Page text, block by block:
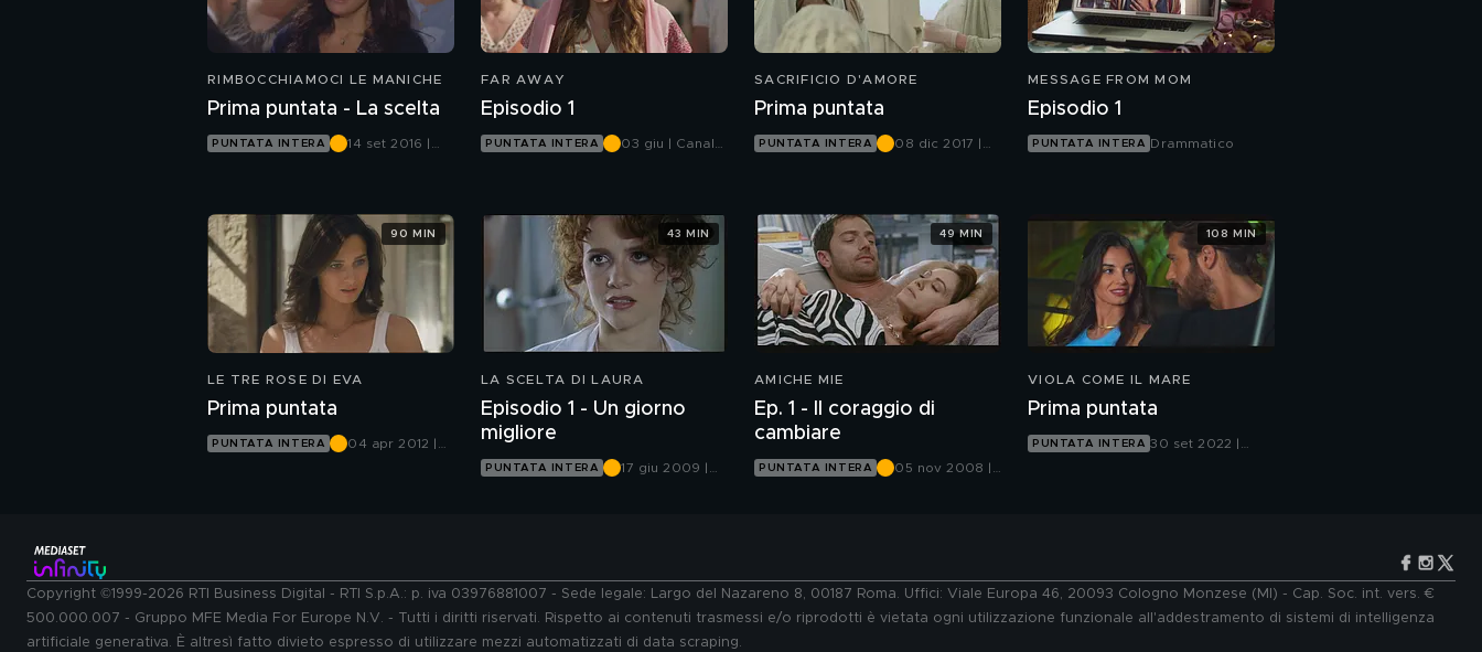
RIMBOCCHIAMOCI LE MANICHE
Prima puntata - La scelta
PUNTATA INTERA
14 set 2016 |
FAR AWAY
Episodio 1
PUNTATA INTERA
03 giu | Canale
SACRIFICIO D'AMORE
Prima puntata
PUNTATA INTERA
08 dic 2017 |
MESSAGE FROM MOM
Episodio 1
PUNTATA INTERA Drammatico
LE TRE ROSE DI EVA
Prima puntata
PUNTATA INTERA
04 apr 2012 |
90 MIN
LA SCELTA DI LAURA
Episodio 1 - Un giorno
migliore
PUNTATA INTERA
17 giu 2009 |
43 MIN
AMICHE MIE
Ep. 1 - Il coraggio di
cambiare
PUNTATA INTERA
05 nov 2008 |
49 MIN
VIOLA COME IL MARE
Prima puntata
PUNTATA INTERA 30 set 2022 |
108 MIN
Copyright ©1999-2026 RTI Business Digital - RTI S.p.A.: p. iva 03976881007 - Sede legale: Largo del Nazareno 8, 00187 Roma. Uffici: Viale Europa 46, 20093 Cologno Monzese (MI) - Cap. Soc. int. vers. €
500.000.007 - Gruppo MFE Media For Europe N.V. - Tutti i diritti riservati. Rispetto ai contenuti trasmessi e/o riprodotti è vietata ogni utilizzazione funzionale all'addestramento di sistemi di intelligenza
artificiale generativa. È altresì fatto divieto espresso di utilizzare mezzi automatizzati di data scraping.